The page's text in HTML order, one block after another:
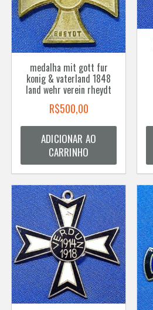
medalha mit gott fur
konig & vaterland 1848
land wehr verein rheydt
R$500,00
ADICIONAR AO
CARRINHO